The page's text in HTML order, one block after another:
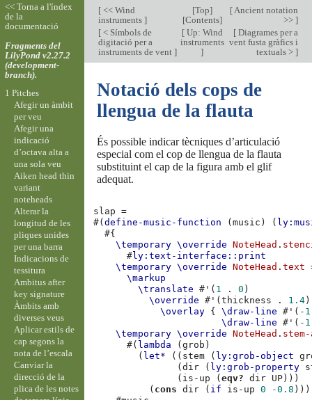
[<< Wind
instruments ]
[Top]
[Contents]
[Ancient notation
>> ]
[< Símbols de
digitació per a
instruments de vent ]
[Up: Wind
instruments
]
[Diagrames per a
vent fusta gràfics i
textuals > ]
Notació dels cops de
llengua de la flauta
És possible indicar tècniques d’articulació
especial com el cop de llengua de la flauta
substituint el cap de la figura amb el glif
adequat.
slap
=
#(define-music-function (music ) (
#{
\temporary \override NoteHead .
#ly:text-interface::print
\temporary \override NoteHead .text
\markup
\translate
# ' ( 1 . 0 )
\override
# ' (thickness . 1.4 )
\overlay { \draw-line # ' ( -
\draw-line
# ' ( -
\temporary \override NoteHead .
#( lambda (grob )
( let* (( stem ( ly:grob-object
(dir ( ly:grob-property
( is-up (eqv? dir UP )))
( cons dir ( if is-up 0 -0.8
<< Torna a l'índex
de la
documentació
Fragments del
LilyPond v2.27.2
(development-
branch).
1 Pitches
Afegir un àmbit
per veu
Afegir una
indicació
d’octava alta a
una sola veu
Aiken head thin
variant
noteheads
Alterar la
longitud de les
pliques unides
per una barra
Indicacions de
tessitura
Ambitus after
key signature
Àmbits amb
diverses veus
Aplicar estils de
cap segons la
nota de l’escala
Canviar la
direcció de la
plica de les notes